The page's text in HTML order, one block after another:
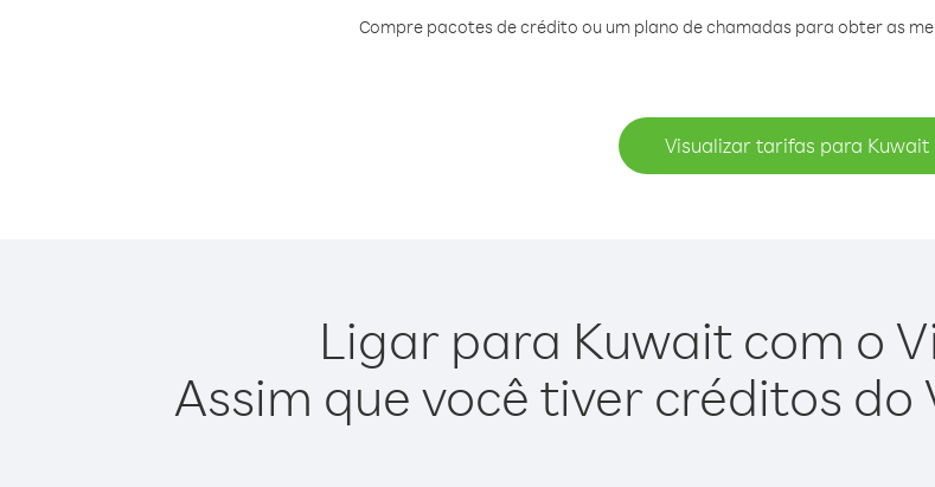
Compre pacotes de crédito ou um plano de chamadas para obter as
Visualizar tarifas para Kuwait
Ligar para Kuwait com o
Assim que você tiver créditos do